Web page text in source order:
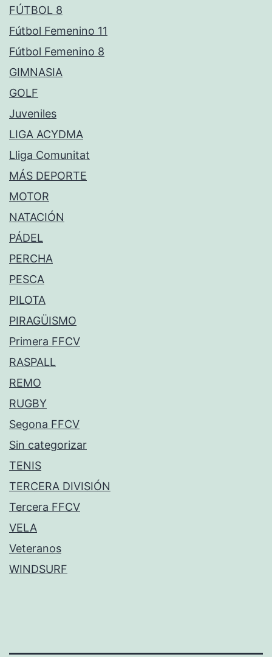
FÚTBOL 8
Fútbol Femenino 11
Fútbol Femenino 8
GIMNASIA
GOLF
Juveniles
LIGA ACYDMA
Lliga Comunitat
MÁS DEPORTE
MOTOR
NATACIÓN
PÁDEL
PERCHA
PESCA
PILOTA
PIRAGÜISMO
Primera FFCV
RASPALL
REMO
RUGBY
Segona FFCV
Sin categorizar
TENIS
TERCERA DIVISIÓN
Tercera FFCV
VELA
Veteranos
WINDSURF